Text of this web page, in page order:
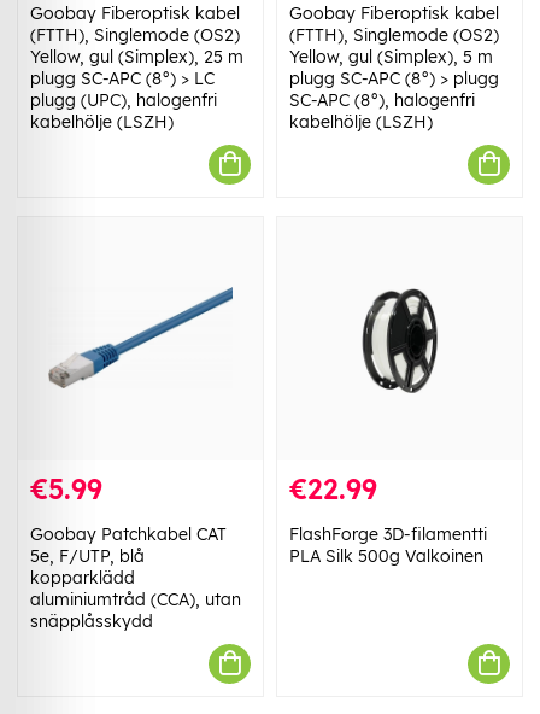
Goobay Fiberoptisk kabel
(FTTH), Singlemode (OS2)
Yellow, gul (Simplex), 25 m
plugg SC-APC (8°) > LC
plugg (UPC), halogenfri
kabelhölje (LSZH)
Goobay Fiberoptisk kabel
(FTTH), Singlemode (OS2)
Yellow, gul (Simplex), 5 m
plugg SC-APC (8°) > plugg
SC-APC (8°), halogenfri
kabelhölje (LSZH)
€5.99
Goobay Patchkabel CAT
5e, F/UTP, blå
kopparklädd
aluminiumtråd (CCA), utan
snäpplåsskydd
€22.99
FlashForge 3D-filamentti
PLA Silk 500g Valkoinen